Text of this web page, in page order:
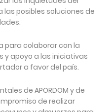
posibles soluciones de
para colaborar con la
y apoyo a las iniciativas
a favor del país.
de APORDOM y de
de realizar